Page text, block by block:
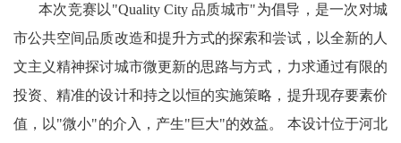
本次竞赛以"Quality City 品质城市"为倡导，是一次对城
市公共空间品质改造和提升方式的探索和尝试，以全新的人
文主义精神探讨城市微更新的思路与方式，力求通过有限的
投资、精准的设计和持之以恒的实施策略，提升现存要素价
值，以"微小"的介入，产生"巨大"的效益。 本设计位于河北